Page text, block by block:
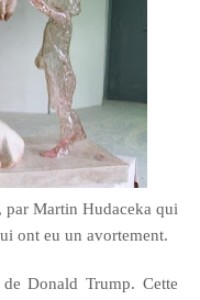
par Martin Hudaceka qui
ont eu un avortement.
Donald Trump. Cette